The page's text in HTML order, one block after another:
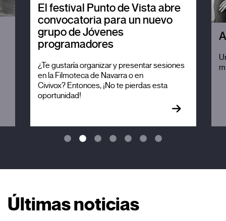
El festival Punto de Vista abre
convocatoria para un nuevo
grupo de Jóvenes
programadores
¿Te gustaría organizar y presentar sesiones
en la Filmoteca de Navarra o en
Civivox? Entonces, ¡No te pierdas esta
oportunidad!
Últimas noticias